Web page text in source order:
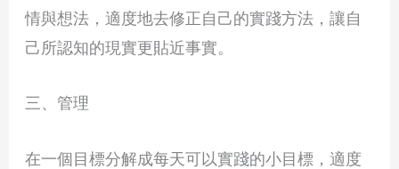
情與想法，適度地去修正自己的實踐方法，讓自
己所認知的現實更貼近事實。
三、管理
在一個目標分解成每天可以實踐的小目標，適度